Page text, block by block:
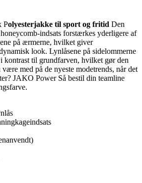
Polyesterjakke til sport og fritid Den
indsats forstærkes yderligere af
på ærmerne, hvilket giver
look. Lynlåsene på sidelommerne
kontrast til grundfarven, hvilket gør den
med på de nyeste modetrends, når det
JAKO Power Så bestil din teamline